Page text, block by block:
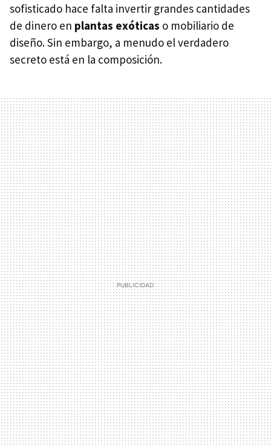
sofisticado hace falta invertir grandes cantidades
de dinero en plantas exóticas o mobiliario de
diseño. Sin embargo, a menudo el verdadero
secreto está en la composición.